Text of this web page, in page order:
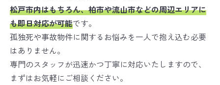
松戸市内はもちろん、柏市や流山市などの周辺エリアに
も即日対応が可能です。
孤独死や事故物件に関するお悩みを一人で抱え込む必要
はありません。
専門のスタッフが迅速かつ丁寧に対応いたしますので、
まずはお気軽にご相談ください。